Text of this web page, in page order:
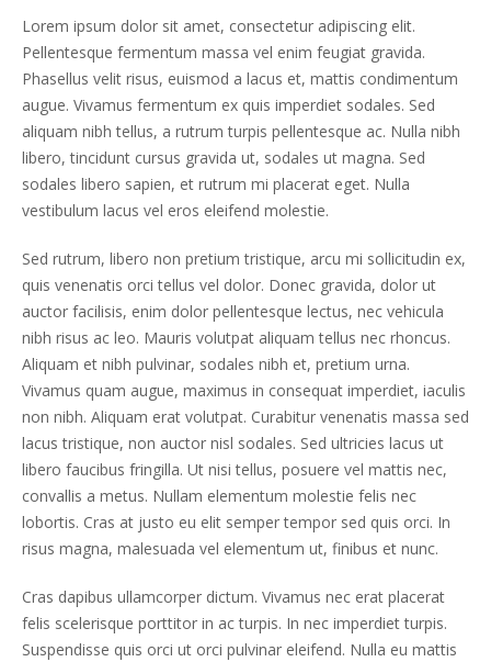
Lorem ipsum dolor sit amet, consectetur adipiscing elit.
Pellentesque fermentum massa vel enim feugiat gravida.
Phasellus velit risus, euismod a lacus et, mattis condimentum
augue. Vivamus fermentum ex quis imperdiet sodales. Sed
aliquam nibh tellus, a rutrum turpis pellentesque ac. Nulla nibh
libero, tincidunt cursus gravida ut, sodales ut magna. Sed
sodales libero sapien, et rutrum mi placerat eget. Nulla
vestibulum lacus vel eros eleifend molestie.
Sed rutrum, libero non pretium tristique, arcu mi sollicitudin ex,
quis venenatis orci tellus vel dolor. Donec gravida, dolor ut
auctor facilisis, enim dolor pellentesque lectus, nec vehicula
nibh risus ac leo. Mauris volutpat aliquam tellus nec rhoncus.
Aliquam et nibh pulvinar, sodales nibh et, pretium urna.
Vivamus quam augue, maximus in consequat imperdiet, iaculis
non nibh. Aliquam erat volutpat. Curabitur venenatis massa sed
lacus tristique, non auctor nisl sodales. Sed ultricies lacus ut
libero faucibus fringilla. Ut nisi tellus, posuere vel mattis nec,
convallis a metus. Nullam elementum molestie felis nec
lobortis. Cras at justo eu elit semper tempor sed quis orci. In
risus magna, malesuada vel elementum ut, finibus et nunc.
Cras dapibus ullamcorper dictum. Vivamus nec erat placerat
felis scelerisque porttitor in ac turpis. In nec imperdiet turpis.
Suspendisse quis orci ut orci pulvinar eleifend. Nulla eu mattis